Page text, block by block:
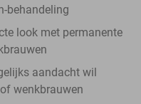
behandeling
look met permanente
aandacht wil
wenkbrauwen